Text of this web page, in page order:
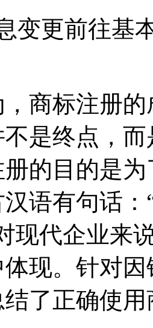
变更前往基
商标注册
是终点，
的目的是
语有句话
现代企业来
现。针对
了正确使